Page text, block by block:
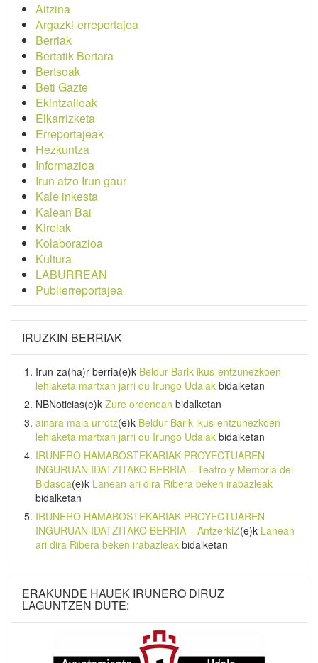
Aitzina
Argazki-erreportajea
Berriak
Bertatik Bertara
Bertsoak
Beti Gazte
Ekintzaileak
Elkarrizketa
Erreportajeak
Hezkuntza
Informazioa
Irun atzo Irun gaur
Kale inkesta
Kalean Bai
Kirolak
Kolaborazioa
Kultura
LABURREAN
Publierreportajea
IRUZKIN BERRIAK
Irun-za(ha)r-berria(e)k Beldur Barik ikus-entzunezkoen
lehiaketa martxan jarri du Irungo Udalak bidalketan
NBNoticias(e)k Zure ordenean bidalketan
ainara maia urrotz(e)k Beldur Barik ikus-entzunezkoen
lehiaketa martxan jarri du Irungo Udalak bidalketan
IRUNERO HAMABOSTEKARIAK PROYECTUAREN
INGURUAN IDATZITAKO BERRIA – Teatro y Memoria del
Bidasoa(e)k Lanean ari dira Ribera beken irabazleak
bidalketan
IRUNERO HAMABOSTEKARIAK PROYECTUAREN
INGURUAN IDATZITAKO BERRIA – AntzerkiZ(e)k Lanean
ari dira Ribera beken irabazleak bidalketan
ERAKUNDE HAUEK IRUNERO DIRUZ
LAGUNTZEN DUTE: